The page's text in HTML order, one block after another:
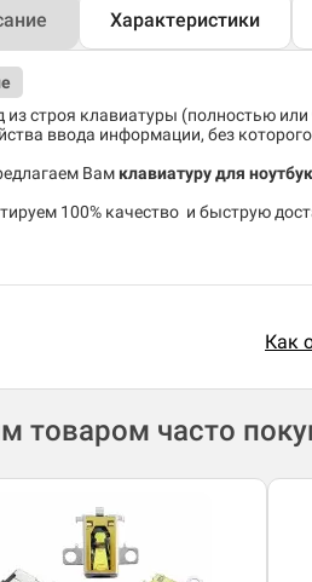
Характеристики
из строя клавиатуры (полностью
ввода информации, без
Вам клавиатуру для
100% качество и быструю
Как
товаром часто